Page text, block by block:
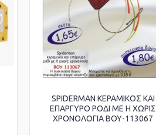
SPIDERMAN ΚΕΡΑΜΙΚΟΣ ΚΑΙ
ΕΠΑΡΓΥΡΟ ΡΟΔΙ ΜΕ Η ΧΩΡΙΣ
ΧΡΟΝΟΛΟΓΙΑ ΒΟΥ-113067